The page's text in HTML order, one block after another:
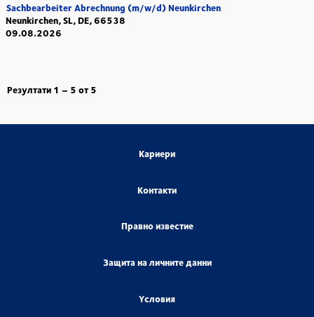
Sachbearbeiter Abrechnung (m/w/d) Neunkirchen
Neunkirchen, SL, DE, 66538
09.08.2026
Резултати 1 – 5 от 5
Кариери
Контакти
Правно известие
Защита на личните данни
Yсловия